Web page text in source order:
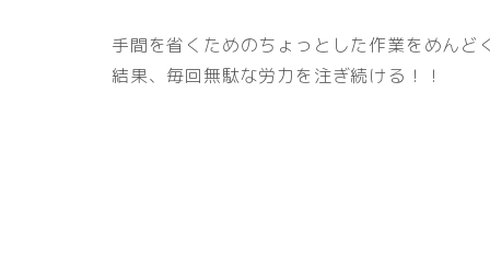
手間を省くためのちょっとした作業をめんど
結果、毎回無駄な労力を注ぎ続ける！！